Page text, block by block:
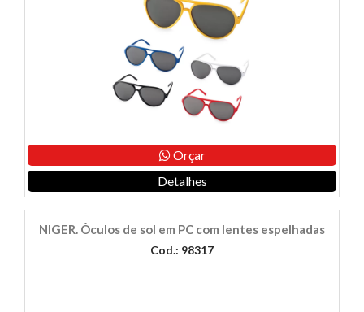
Orçar
Detalhes
NIGER. Óculos de sol em PC com lentes espelhadas
Cod.: 98317